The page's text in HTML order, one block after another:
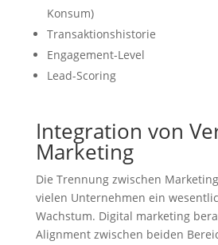
Konsum)
Transaktionshistorie
Engagement-Level
Lead-Scoring
Integration von
Marketing
Die Trennung zwischen
vielen Unternehmen ein
Wachstum. Digital marketing
Alignment zwischen beiden